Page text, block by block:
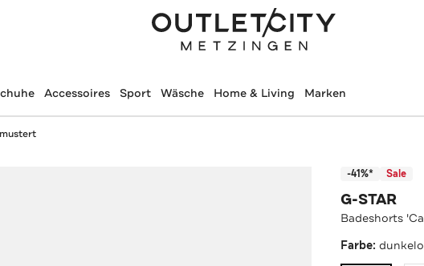
Accessoires Sport Wäsche Home & Living Marken
-41%* Sale
G-STAR
Badeshorts
Farbe: